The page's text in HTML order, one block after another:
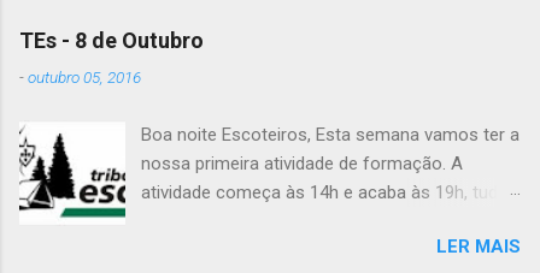
TEs - 8 de Outubro
-outubro 05, 2016
Boa noite Escoteiros, Esta semana vamos ter a
nossa primeira atividade de formação. A
atividade começa às 14h e acaba às 19h, tudo
lanche (não pode ser dinheiro!), água, papel e
LER MAIS